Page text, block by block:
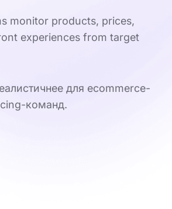
monitor products, prices,
experiences from target
для ecommerce-
команд.